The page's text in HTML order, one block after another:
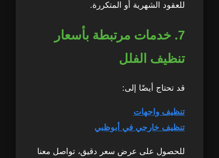
للعقود الشهرية أو المتكررة.
7. خدمات مرتبطة بأسعار
تنظيف الفلل
قد تحتاج أيضًا إلى:
تنظيف واجهات
تنظيف خارجي في أبوظبي
للحصول على عرض سعر دقيق، تواصل معنا